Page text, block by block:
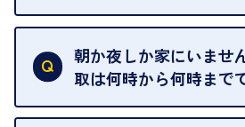
ご自宅以外での査定はお引き
定のお店や、ほかのお客様へ
えられるためです。
朝か夜しか家にいませ
取は何時から何時まで
ご訪問可能時間は、10時から